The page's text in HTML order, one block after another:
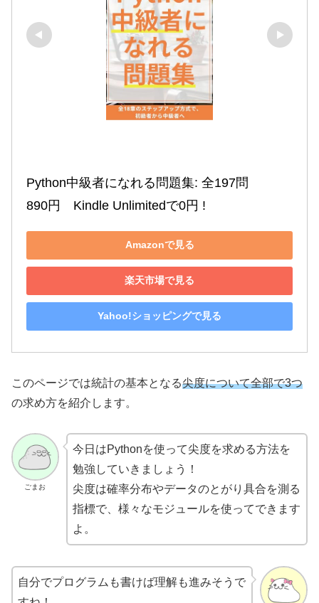
Python中級者になれる問題集: 全197問
890円　Kindle Unlimitedで0円 !
Amazonで見る
楽天市場で見る
Yahoo!ショッピングで見る
このページでは統計の基本となる尖度について全部で3つ
の求め方を紹介します。
ごまお
今日はPythonを使って尖度を求める方法を
勉強していきましょう！
尖度は確率分布やデータのとがり具合を測る
指標で、様々なモジュールを使ってできます
よ。
自分でプログラムも書けば理解も進みそうで